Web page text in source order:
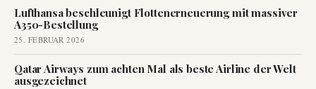
Lufthansa beschleunigt Flottenerneuerung mit massiver
A350-Bestellung
25. FEBRUAR 2026
Qatar Airways zum achten Mal als beste Airline der Welt
ausgezeichnet